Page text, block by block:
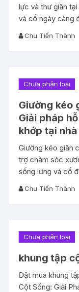
lực và thư giãn
và cổ ngày càng
Chu Tiến Thành
Chưa phân loại
Giường kéo
Giải pháp
khớp tại nhà
Giường kéo giãn
trợ chăm sóc
sống lưng và cổ
Chu Tiến Thành
Chưa phân loại
khung tập
Đặt mua khung
Cột Sống: Giải